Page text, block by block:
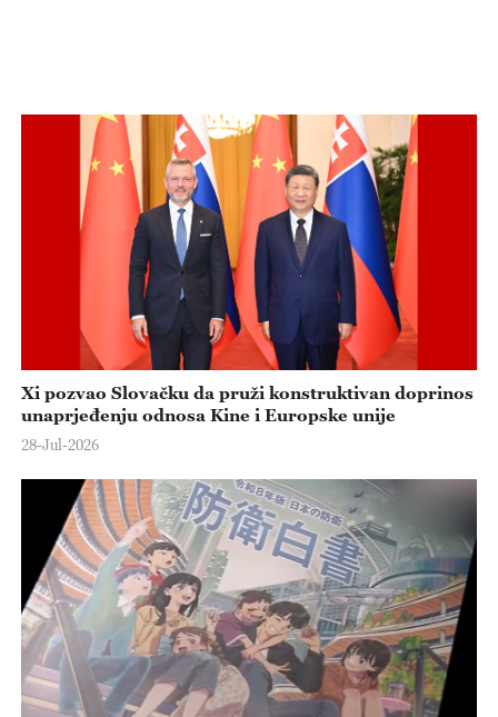
Xi pozvao Slovačku da pruži konstruktivan doprinos
unaprjeđenju odnosa Kine i Europske unije
28-Jul-2026